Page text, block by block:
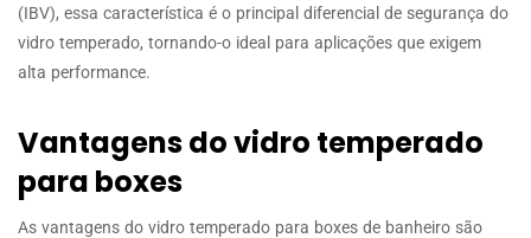
(IBV), essa característica é o principal diferencial de segurança do
vidro temperado, tornando-o ideal para aplicações que exigem
alta performance.
Vantagens do vidro temperado
para boxes
As vantagens do vidro temperado para boxes de banheiro são